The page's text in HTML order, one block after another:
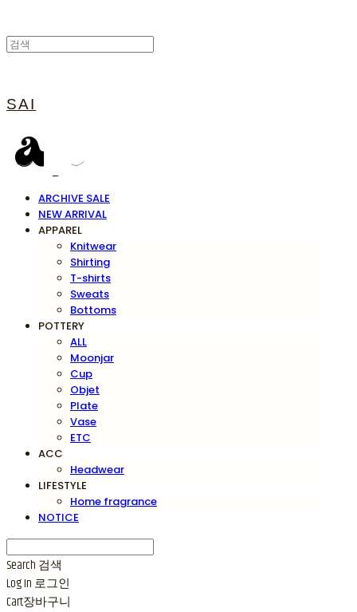
SAI
ARCHIVE SALE
NEW ARRIVAL
APPAREL
Knitwear
Shirting
T-shirts
Sweats
Bottoms
POTTERY
ALL
Moonjar
Cup
Objet
Plate
Vase
ETC
ACC
Headwear
LIFESTYLE
Home fragrance
NOTICE
Search 검색
Log In 로그인
Cart장바구니